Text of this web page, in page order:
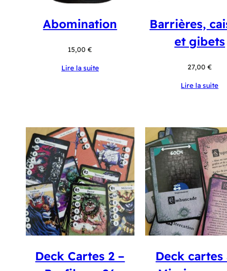
Abomination
15,00€
Lire la suite
Barrières,
et gibets
27,00 €
Lire la suite
Deck Cartes 2 –
Deck cartes